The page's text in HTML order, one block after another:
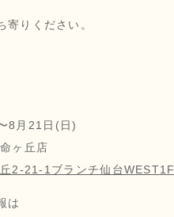
寄りください。
8月21日(日)
ヶ丘店
2-21-1ブランチ仙台WEST1F
は